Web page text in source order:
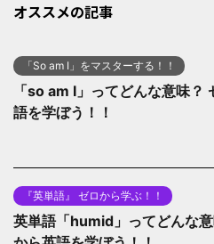
オススメの記事
「So am I」をマスターする！！
「so am I」ってどんな意味？
語を学ぼう！！
『英単語』 ゼロから学ぶ！！
英単語「humid」ってどんな